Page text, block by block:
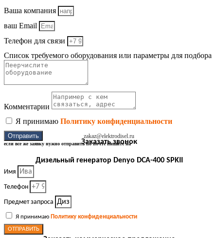
Ваша компания
ваш Email
Телефон для связи
Список требуемого оборудования или параметры для подбора
Комментарии
Я принимаю Политику конфиденциальности
Отправить
если все же заявку нужно отправить по почте пишите на
zakaz@elektrodisel.ru
Заказать звонок
Дизельный генератор Denyo DCA-400 SPKII
Имя
Телефон
Предмет запроса
Я принимаю Политику конфиденциальности
ОТПРАВИТЬ